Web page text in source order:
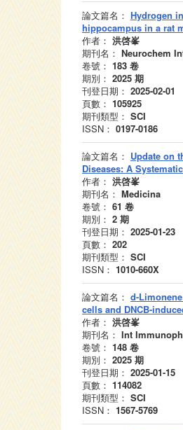
論文篇名： Hydrogen
hippocampus in a rat
作者： 洪啓峯
期刊名： Neurochem
卷號： 183 卷
期別： 2025 期
刊登日期： 2025-02-01
頁數： 105925
期刊類型： SCI
ISSN： 0197-0186
論文篇名： Update on
Diseases: A
作者： 洪啓峯
期刊名： Medicina
卷號： 61 卷
期別： 2 期
刊登日期： 2025-01-23
頁數： 202
期刊類型： SCI
ISSN： 1010-660X
論文篇名： d-
cells and DNCB-
作者： 洪啓峯
期刊名： Int
卷號： 148 卷
期別： 2025 期
刊登日期： 2025-01-15
頁數： 114082
期刊類型： SCI
ISSN： 1567-5769